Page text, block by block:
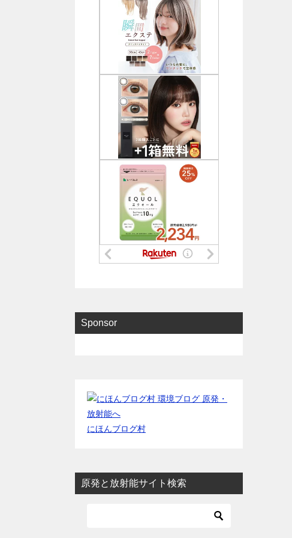
Sponsor
にほんブログ村
原発と放射能サイト検索